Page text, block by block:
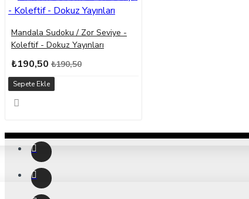
Mandala Sudoku / Zor Seviye -
Koleftif - Dokuz Yayınları
₺190,50 ₺190,50
Sepete Ekle